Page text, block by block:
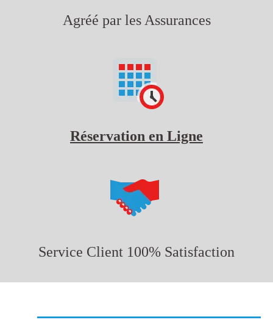
Agréé par les Assurances
Réservation en Ligne
Service Client 100% Satisfaction